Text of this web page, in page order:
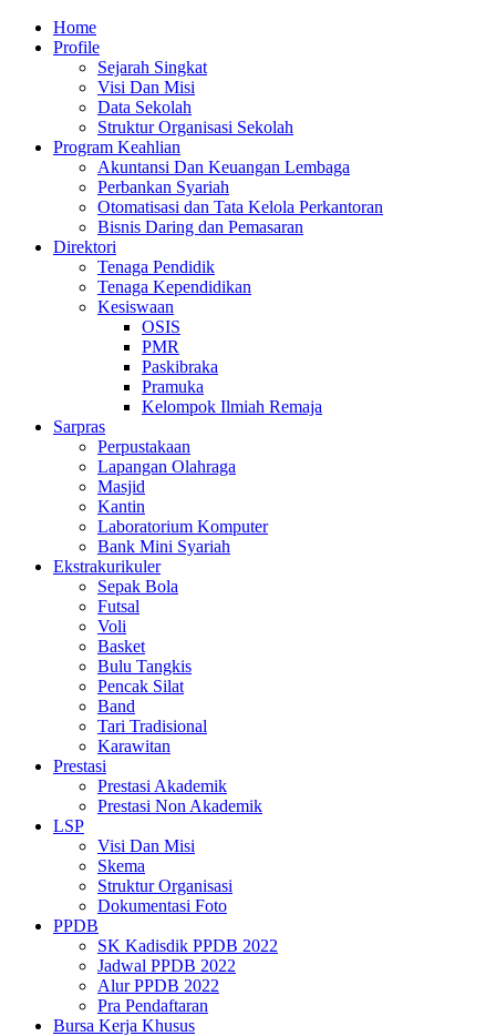
Skip
Primary
Menu
Home
Profile
Sejarah Singkat
Visi Dan Misi
Data Sekolah
Struktur Organisasi Sekolah
Program Keahlian
Akuntansi Dan Keuangan Lembaga
Perbankan Syariah
Otomatisasi dan Tata Kelola Perkantoran
Bisnis Daring dan Pemasaran
Direktori
Tenaga Pendidik
Tenaga Kependidikan
Kesiswaan
OSIS
PMR
Paskibraka
Pramuka
Kelompok Ilmiah Remaja
Sarpras
Perpustakaan
Lapangan Olahraga
Masjid
Kantin
Laboratorium Komputer
Bank Mini Syariah
Ekstrakurikuler
Sepak Bola
Futsal
Voli
Basket
Bulu Tangkis
Pencak Silat
Band
Tari Tradisional
Karawitan
Prestasi
Prestasi Akademik
Prestasi Non Akademik
LSP
Visi Dan Misi
Skema
Struktur Organisasi
Dokumentasi Foto
PPDB
SK Kadisdik PPDB 2022
Jadwal PPDB 2022
Alur PPDB 2022
Pra Pendaftaran
Bursa Kerja Khusus